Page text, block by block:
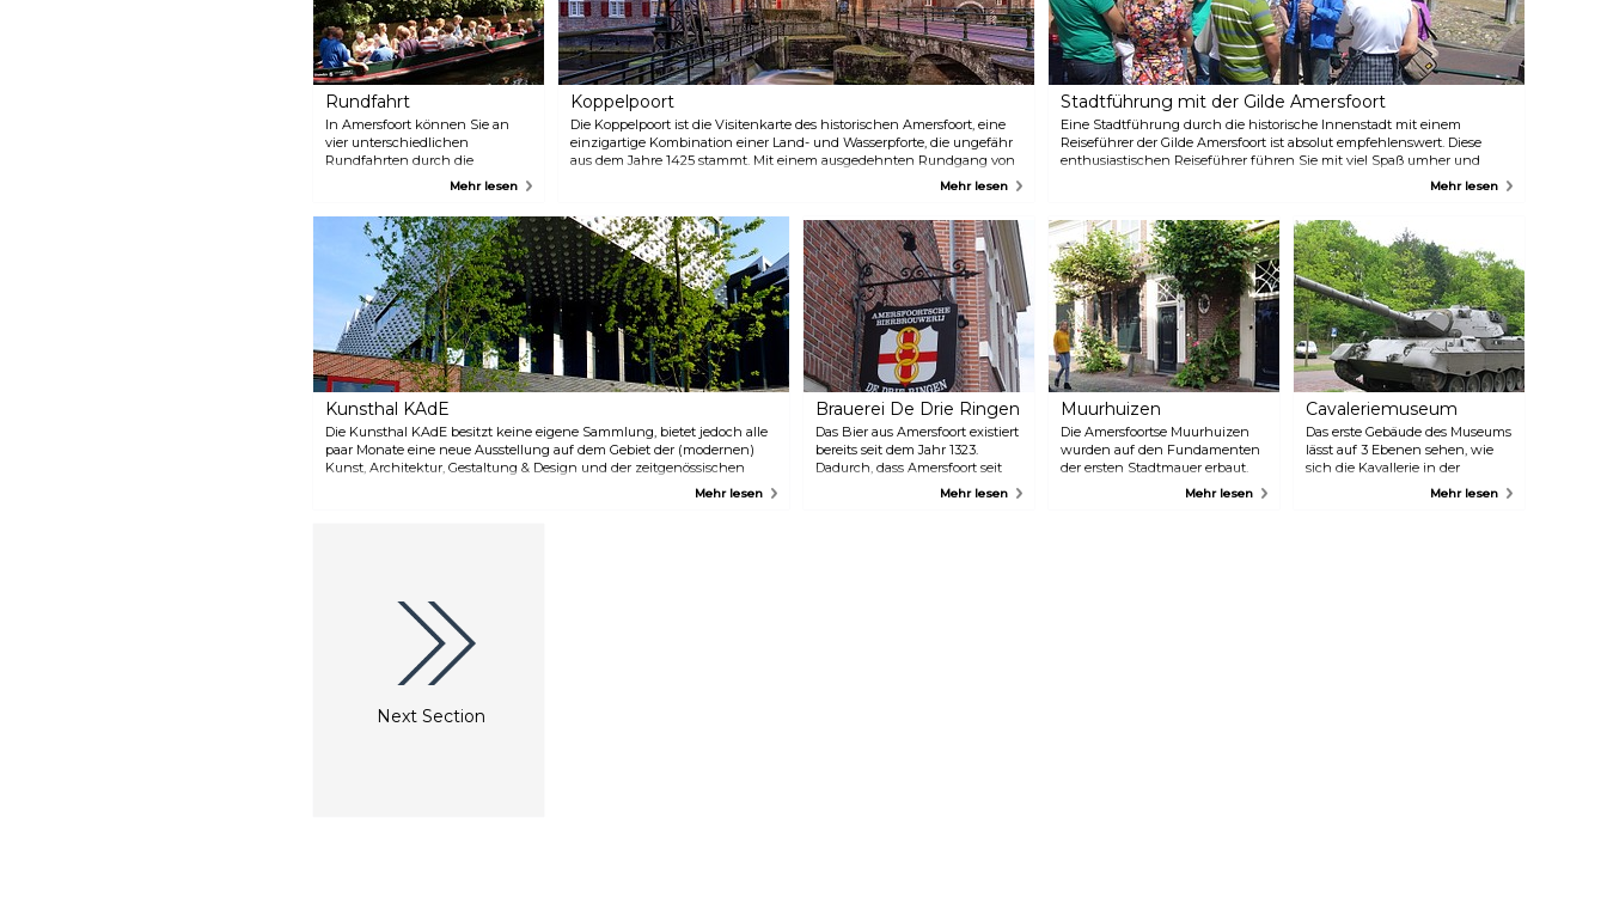
Künstler, die im Stile von Piet
Mondriaan arbeiten oder von
ihm inspiriert wurden, besucht
werden.
(VVV) neben den Türmen oder
über die Website erhältlich.
Rundfahrt
In Amersfoort können Sie an
vier unterschiedlichen
Rundfahrten durch die
Grachten von Amersfoort
berichten Ihnen von der
Geschichte der Stadt, den
Denkmälern entlang der
Grachten und lassen Sie
Amersfoort vom Wasser aus
kennenlernen. Eine Fahrt
dauert ungefähr 45 Minuten.
Mehr lesen
Koppelpoort
Die Koppelpoort ist die Visitenkarte des historischen Amersfoort, eine
einzigartige Kombination einer Land- und Wasserpforte, die ungefähr
aus dem Jahre 1425 stammt. Mit einem ausgedehnten Rundgang von
der Gilde Amersfoort können Sie die Koppelpoort auch von innen
interessant! Zudem kann der Rundgang in mehreren Sprachen
absolviert werden.
Mehr lesen
Stadtführung mit der Gilde Amersfoort
Eine Stadtführung durch die historische Innenstadt mit einem
Reiseführer der Gilde Amersfoort ist absolut empfehlenswert. Diese
enthusiastischen Reiseführer führen Sie mit viel Spaß umher und
können Ihnen alles über die Stadt und Ihr Entstehen erzählen. Sie
brauchen eine Führung nicht zu reservieren, Sie können sich einfach
Sprachen abgehalten werden, dann müssen Sie jedoch vorab
reservieren.
Mehr lesen
Kunsthal KAdE
Die Kunsthal KAdE besitzt keine eigene Sammlung, bietet jedoch alle
paar Monate eine neue Ausstellung auf dem Gebiet der (modernen)
Kunst, Architektur, Gestaltung & Design und der zeitgenössischen
Bildkultur an. Die Kunsthalle befindet sich im Eemhuis und hat eine
Mehr lesen
Brauerei De Drie Ringen
Das Bier aus Amersfoort existiert
bereits seit dem Jahr 1323.
Dadurch, dass Amersfoort seit
jeher über qualitativ gutes
Mehr lesen
Muurhuizen
Die Amersfoortse Muurhuizen
wurden auf den Fundamenten
der ersten Stadtmauer erbaut.
Im Jahr 1380 sorgte derMehr lesen
Cavaleriemuseum
Das erste Gebäude des Museums
lässt auf 3 Ebenen sehen, wie
sich die Kavallerie in der
Geschichte entwickelt hat. Sie
Mehr lesen
Next Section